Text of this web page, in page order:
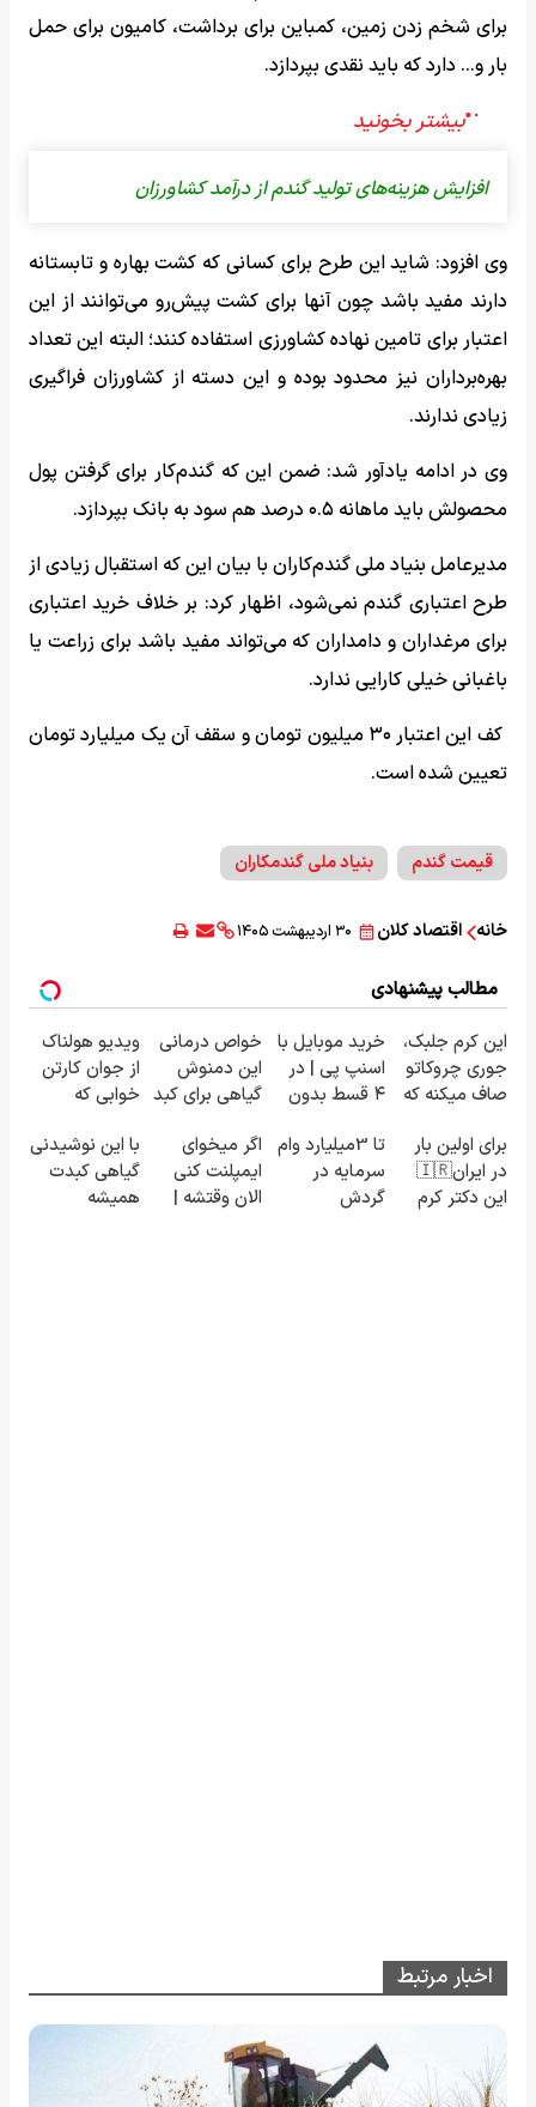
برای شخم زدن زمین، کمباین برای برداشت، کامیون برای حمل
بار و... دارد که باید نقدی بپردازد.
افزایش هزینه‌های تولید گندم از درآمد کشاورزان
وی افزود: شاید این طرح برای کسانی که کشت بهاره و تابستانه
دارند مفید باشد چون آنها برای کشت پیش‌رو می‌توانند از این
اعتبار برای تامین نهاده کشاورزی استفاده کنند؛ البته این تعداد
بهره‌برداران نیز محدود بوده و این دسته از کشاورزان فراگیری
زیادی ندارند.
وی در ادامه یادآور شد: ضمن این که گندم‌کار برای گرفتن پول
محصولش باید ماهانه ۰.۵ درصد هم سود به بانک بپردازد.
مدیرعامل بنیاد ملی گندم‌کاران با بیان این که استقبال زیادی از
طرح اعتباری گندم نمی‌شود، اظهار کرد: بر خلاف خرید اعتباری
برای مرغداران و دامداران که می‌تواند مفید باشد برای زراعت یا
باغبانی خیلی کارایی ندارد.
کف این اعتبار ۳۰ میلیون تومان و سقف آن یک میلیارد تومان
تعیین شده است.
قیمت گندم بنیاد ملی گندمکاران
خانه اقتصاد کلان ۳۰ اردیبهشت ۱۴۰۵
مطالب پیشنهادی
این کرم جلبک،
جوری چروکاتو
صاف میکنه که
کردی!(تخفیف
ویژه)
خرید موبایل با
اسنپ پی | در
۴ قسط بدون
خواص درمانی
این دمنوش
گیاهی برای کبد
خبرید!
ویدیو هولناک
از جوان کارتن
خوابی که
آموزش رایگان
برای اولین بار
در ایران🇮🇷
این دکتر کرم
تا 3میلیارد وام
سرمایه در
گردش
اگر میخوای
ایمپلنت کنی
الان وقتشه |
با این نوشیدنی
گیاهی کبدت
همیشه
اخبار مرتبط